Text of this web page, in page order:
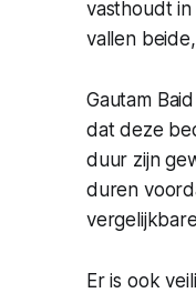
vasthoudt
vallen
Gautam
dat deze
duur zijn
duren
Er is ook